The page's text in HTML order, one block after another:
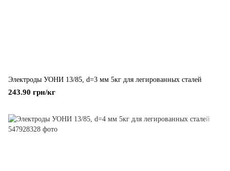
Электроды УОНИ 13/85, d=3 мм 5кг для легированных сталей
243.90 грн/кг